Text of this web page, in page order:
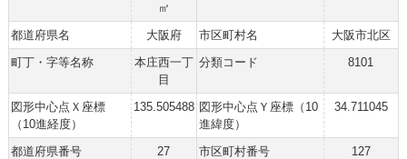
㎡
都道府県名 大阪府 市区町村名
大阪市北区
町丁・字等名称
本庄西一丁
目
分類コード 8101
図形中心点Ｘ座標
（10進経度）
135.505488 図形中心点Ｙ座標（10
進緯度）
34.711045
都道府県番号 27 市区町村番号
127